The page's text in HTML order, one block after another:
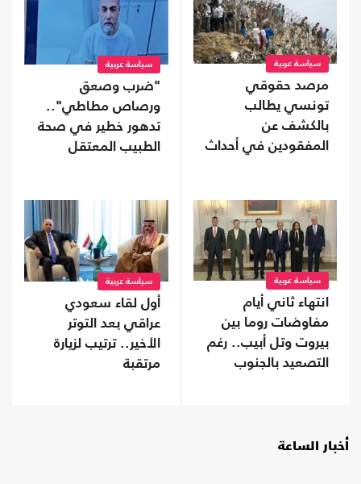
سياسة عربية
مرصد حقوقي
تونسي يطالب
بالكشف عن
المفقودين في أحداث
سياسة عربية
"ضرب وصعق
ورصاص مطاطي"..
تدهور خطير في صحة
الطبيب المعتقل
سياسة عربية
انتهاء ثاني أيام
مفاوضات روما بين
بيروت وتل أبيب.. رغم
التصعيد بالجنوب
سياسة عربية
أول لقاء سعودي
عراقي بعد التوتر
الأخير.. ترتيب لزيارة
مرتقبة
أخبار الساعة